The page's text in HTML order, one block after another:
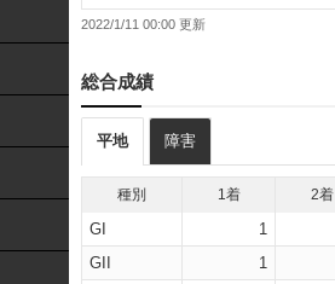
2022/1/11 00:00
総合成績
平地 障害
種別 1着 2着
GI 1
GII
1